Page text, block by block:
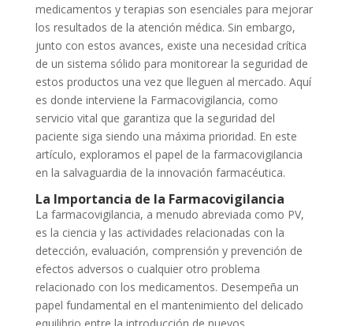
medicamentos y terapias son esenciales para mejorar
los resultados de la atención médica. Sin embargo,
junto con estos avances, existe una necesidad crítica
de un sistema sólido para monitorear la seguridad de
estos productos una vez que lleguen al mercado. Aquí
es donde interviene la Farmacovigilancia, como
servicio vital que garantiza que la seguridad del
paciente siga siendo una máxima prioridad. En este
artículo, exploramos el papel de la farmacovigilancia
en la salvaguardia de la innovación farmacéutica.
La Importancia de la Farmacovigilancia
La farmacovigilancia, a menudo abreviada como PV,
es la ciencia y las actividades relacionadas con la
detección, evaluación, comprensión y prevención de
efectos adversos o cualquier otro problema
relacionado con los medicamentos. Desempeña un
papel fundamental en el mantenimiento del delicado